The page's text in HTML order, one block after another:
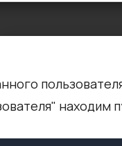
находим